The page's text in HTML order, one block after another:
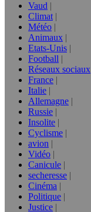
Vaud
Climat
Météo
Animaux
Etats-Unis
Football
Réseaux sociaux
France
Italie
Allemagne
Russie
Insolite
Cyclisme
avion
Vidéo
Canicule
secheresse
Cinéma
Politique
Justice